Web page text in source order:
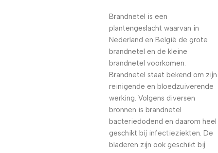
Brandnetel is een
plantengeslacht waarvan in
Nederland en België de grote
brandnetel en de kleine
brandnetel voorkomen.
Brandnetel staat bekend om zijn
reinigende en bloedzuiverende
werking. Volgens diversen
bronnen is brandnetel
bacteriedodend en daarom heel
geschikt bij infectieziekten. De
bladeren zijn ook geschikt bij